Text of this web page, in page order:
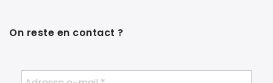
On reste en contact ?